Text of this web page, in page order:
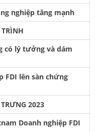
nghiệp tăng mạnh
có lý tưởng và dám
FDI lên sàn chứng
2023
Doanh nghiệp FDI